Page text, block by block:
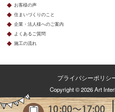
お客様の声
住まいづくりのこと
企業・法人様へのご案内
よくあるご質問
施工の流れ
プライバシーポリシ
Copyright © 2026 Art